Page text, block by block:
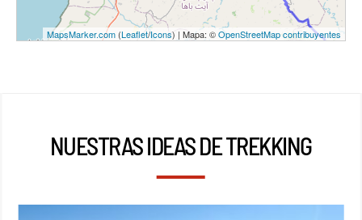
MapsMarker.com (Leaflet/Icons) | Mapa: ©OpenStreetMap contribuyentes
NUESTRAS IDEAS DE TREKKING